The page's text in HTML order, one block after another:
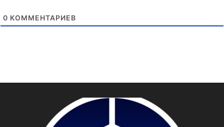
0 КОММЕНТАРИЕВ